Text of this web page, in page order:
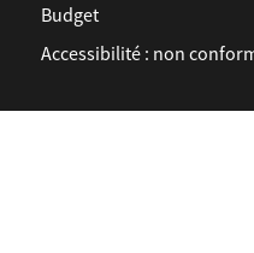
Budget
Accessibilité : non